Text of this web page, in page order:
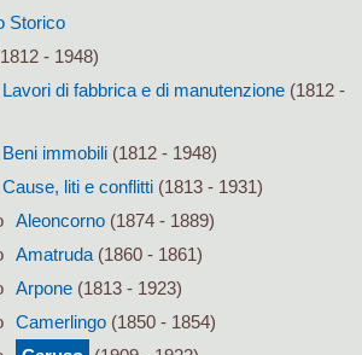
Storico
- 1948)
Lavori di fabbrica e di manutenzione (1812 -
Beni immobili (1812 - 1948)
Cause, liti e conflitti (1813 - 1931)
Aleoncorno(1874 - 1889)
Amatruda(1860 - 1861)
Arpone(1813 - 1923)
Camerlingo(1850 - 1854)